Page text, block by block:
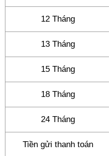
12 Tháng
13 Tháng
15 Tháng
18 Tháng
24 Tháng
Tiền gửi thanh toán